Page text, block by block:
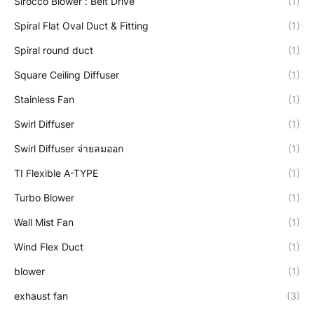
Spiral Flat Oval Duct & Fitting (1)
Spiral round duct (1)
Square Ceiling Diffuser (1)
Stainless Fan (1)
Swirl Diffuser (1)
Swirl Diffuser จ่ายลมออก (1)
TI Flexible A-TYPE (1)
Turbo Blower (1)
Wall Mist Fan (1)
Wind Flex Duct (1)
blower (1)
exhaust fan (3)